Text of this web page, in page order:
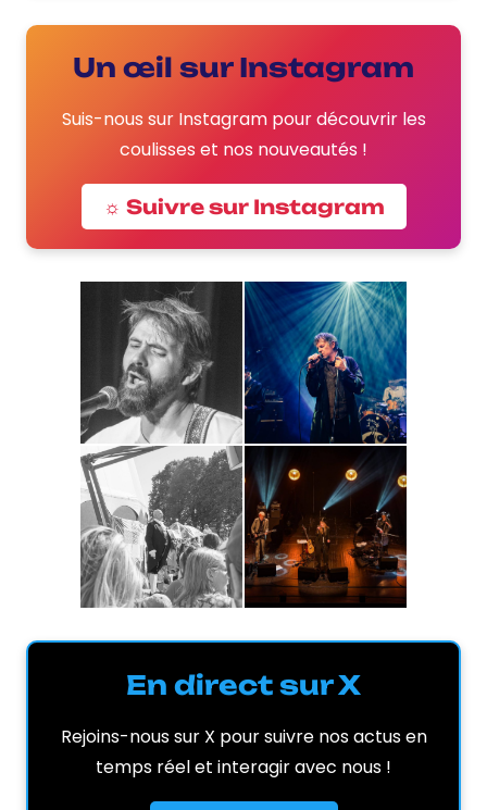
Un œil sur Instagram
Suis-nous sur Instagram pour découvrir les
coulisses et nos nouveautés !
☼ Suivre sur Instagram
En direct sur X
Rejoins-nous sur X pour suivre nos actus en
temps réel et interagir avec nous !